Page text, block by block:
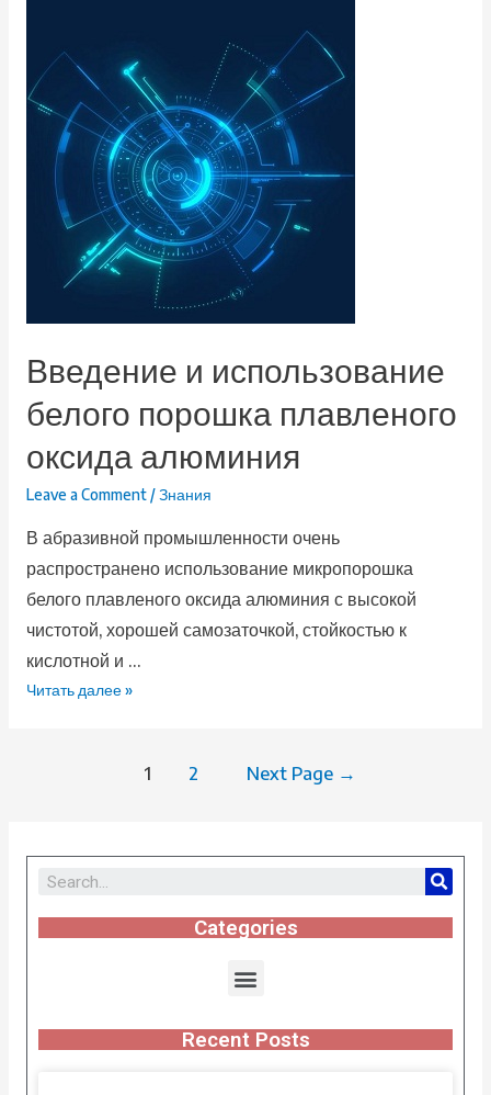
Введение и использование
белого порошка плавленого
оксида алюминия
Leave a Comment /Знания
В абразивной промышленности очень
распространено использование микропорошка
белого плавленого оксида алюминия с высокой
чистотой, хорошей самозаточкой, стойкостью к
кислотной и …
Читать далее »
1 2 Next Page →
Categories
Recent Posts